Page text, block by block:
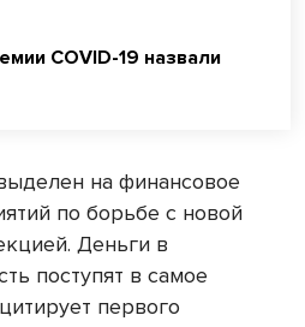
COVID-19 назвали
на финансовое
по борьбе с новой
Деньги в
поступят в самое
первого